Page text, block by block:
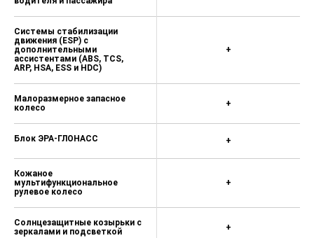
Системы стабилизации
движения (ESP) с
дополнительными
ассистентами (ABS, TCS,
ARP, HSA, ESS и HDC)
Малоразмерное запасное
колесо
Блок ЭРА-ГЛОНАСС
Кожаное
мультифункциональное
рулевое колесо
Солнцезащитные козырьки с
зеркалами и подсветкой
+
+
+
+
+